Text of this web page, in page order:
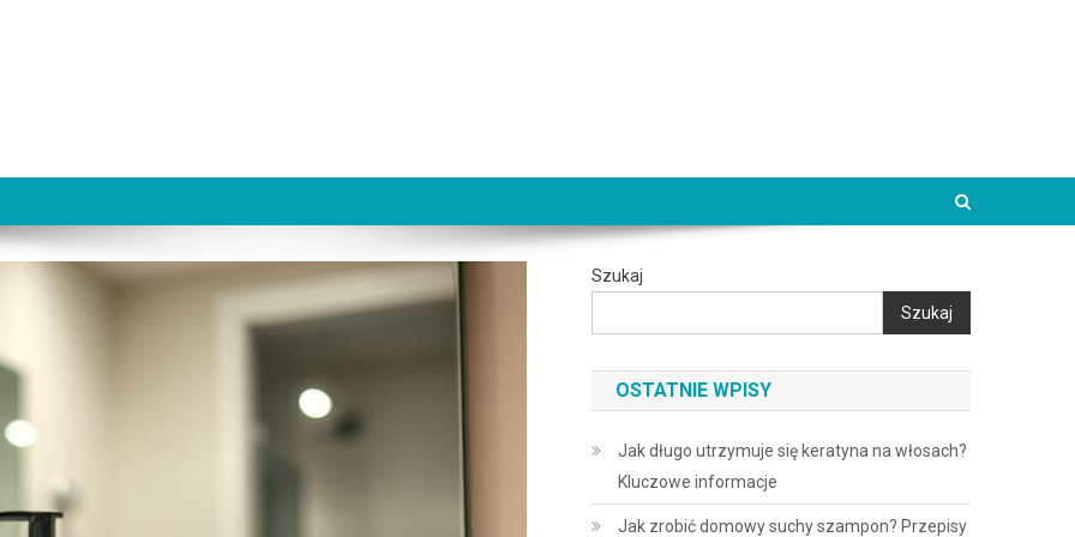
Szukaj
Szukaj
OSTATNIE WPISY
Jak długo utrzymuje się keratyna na włosach?
Kluczowe informacje
Jak zrobić domowy suchy szampon? Przepisy